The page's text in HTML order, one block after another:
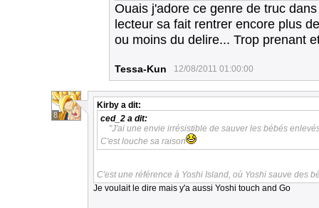
Ouais j'adore ce genre de truc
lecteur sa fait rentrer encore plus
ou moins du delire... Trop prenant
Tessa-Kun 12/08/2011 01:00:00
8
Kirby a dit:
ced_2 a dit:
"J'ai une envie irrésistible de sauver les bébés
C'est louche sa raison
C'est une référence à Yoshi Island, où Yoshi sauve des
Je voulait le dire mais y'a aussi Yoshi touch and Go